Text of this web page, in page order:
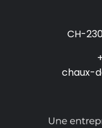
CH-
chaux-